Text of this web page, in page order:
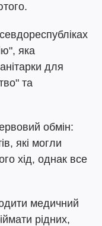
яка
для
та
обмін:
які могли
хід, однак все
медичний
рідних,